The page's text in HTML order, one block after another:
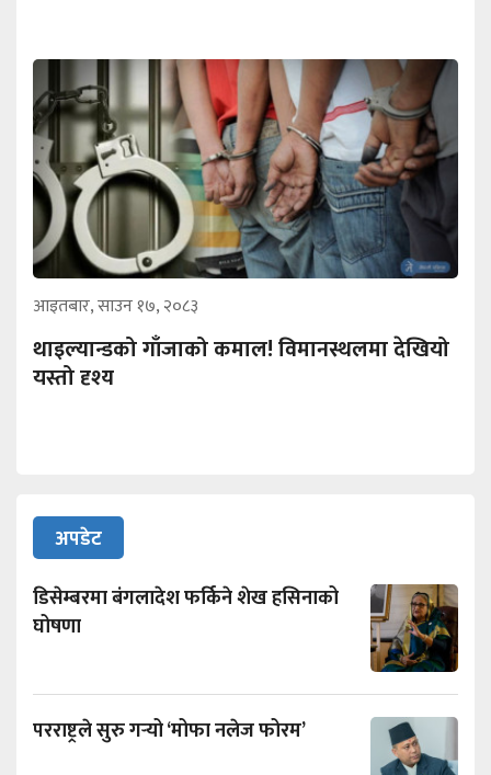
आइतबार, साउन १७, २०८३
थाइल्यान्डको गाँजाको कमाल! विमानस्थलमा देखियो
यस्तो दृश्य
अपडेट
डिसेम्बरमा बंगलादेश फर्किने शेख हसिनाको
घोषणा
परराष्ट्रले सुरु गर्‍यो ‘मोफा नलेज फोरम’